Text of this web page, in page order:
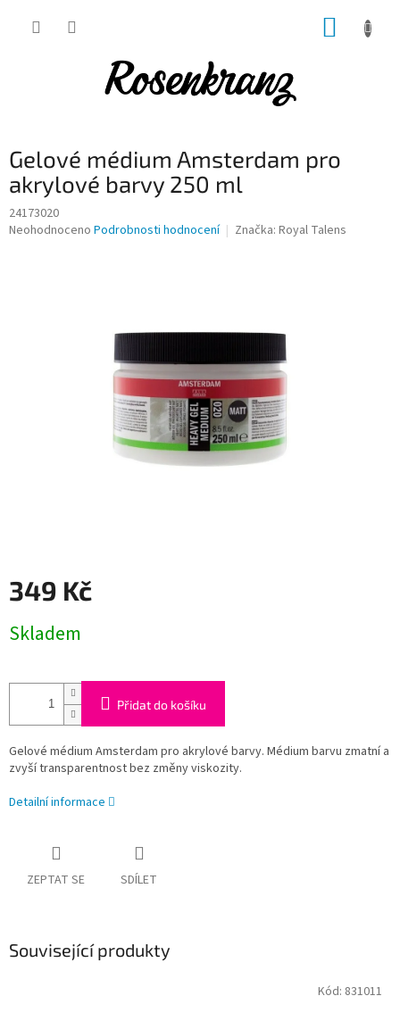
Gelové médium Amsterdam pro
akrylové barvy 250 ml
24173020
Průměrné
Neohodnoceno Podrobnosti hodnocení Značka: Royal Talens
349 Kč
cena:
Skladem
Přidat do košíku
Gelové médium Amsterdam pro akrylové barvy. Médium barvu zmatní a
zvyší transparentnost bez změny viskozity.
Detailní informace
ZEPTAT SE SDÍLET
Související produkty
Kód: 831011